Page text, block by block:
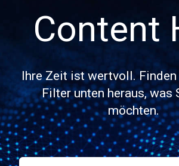
Content
Ihre Zeit ist wertvoll.
Filter unten heraus, was
möchten.